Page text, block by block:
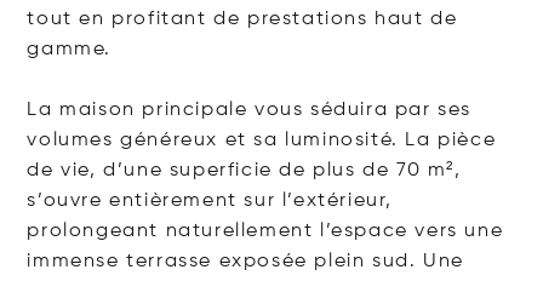
tout en profitant de prestations haut de
gamme.
La maison principale vous séduira par ses
volumes généreux et sa luminosité. La pièce
de vie, d’une superficie de plus de 70 m²,
s’ouvre entièrement sur l’extérieur,
prolongeant naturellement l’espace vers une
immense terrasse exposée plein sud. Une